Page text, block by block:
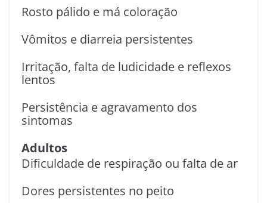
Rosto pálido e má coloração
Vômitos e diarreia persistentes
Irritação, falta de ludicidade e reflexos
lentos
Persistência e agravamento dos
sintomas
Adultos
Dificuldade de respiração ou falta de ar
Dores persistentes no peito